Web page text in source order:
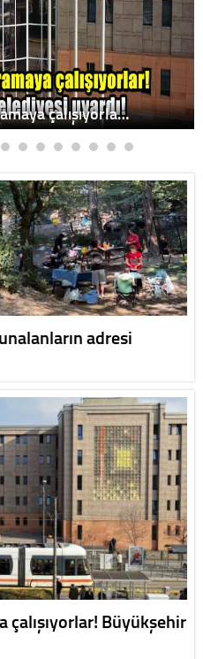
çalışıyorla…
adresi
çalışıyorlar! Büyükşehir